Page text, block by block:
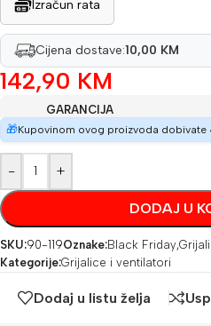
Izračun rata
Cijena dostave:10,00 KM
142,90 KM
GARANCIJA
🎁Kupovinom ovog proizvoda dobivate
- +
DODAJ U
SKU:90-119Oznake:Black Friday,
Kategorije:Grijalice i ventilatori
Dodaj u listu želja